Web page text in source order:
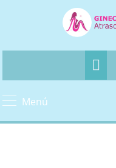
Menú